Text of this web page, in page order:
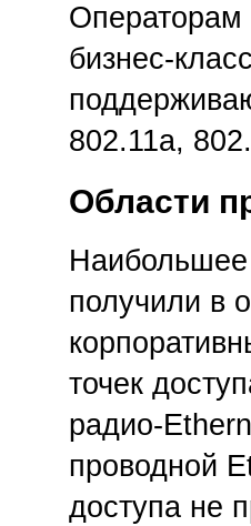
Операторам
бизнес-
802.11a,
Области
Наибольшее
получили в
точек
радио-
проводной
доступа не